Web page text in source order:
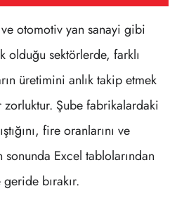
otomotiv yan sanayi gibi
olduğu sektörlerde, farklı
üretimini anlık takip etmek
Şube fabrikalardaki
fire oranlarını ve
Excel tablolarından
bırakır.